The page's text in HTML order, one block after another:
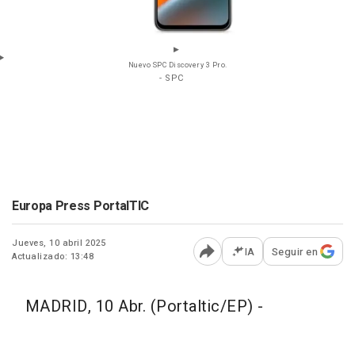
Nuevo SPC Discovery 3 Pro.
- SPC
Europa Press PortalTIC
Jueves, 10 abril 2025
Actualizado: 13:48
Abrir opciones para
IA Seguir en
MADRID, 10 Abr. (Portaltic/EP) -